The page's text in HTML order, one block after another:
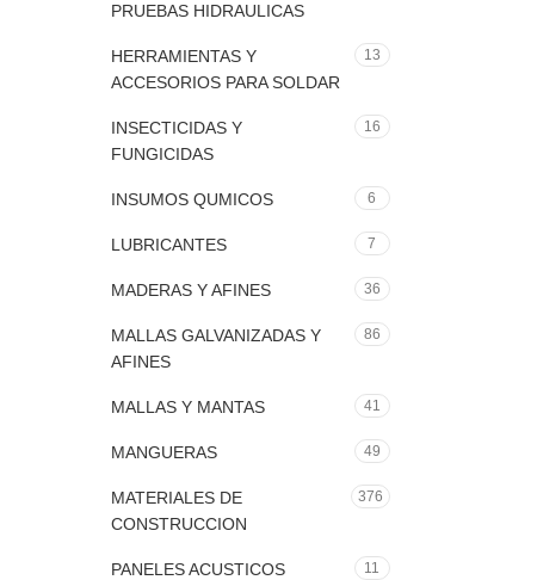
PRUEBAS HIDRAULICAS
HERRAMIENTAS Y
ACCESORIOS PARA SOLDAR
13
INSECTICIDAS Y
FUNGICIDAS
16
INSUMOS QUMICOS 6
LUBRICANTES 7
MADERAS Y AFINES 36
MALLAS GALVANIZADAS Y
AFINES
86
MALLAS Y MANTAS 41
MANGUERAS 49
MATERIALES DE
CONSTRUCCION
376
PANELES ACUSTICOS 11